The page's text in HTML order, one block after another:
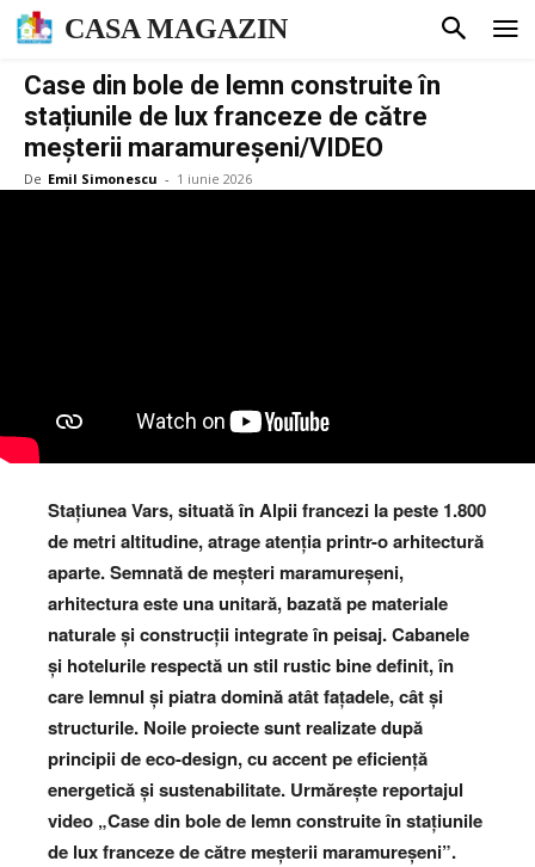
CASA MAGAZIN
Case din bole de lemn construite în
stațiunile de lux franceze de către
meșterii maramureșeni/VIDEO
De Emil Simonescu - 1 iunie 2026
Stațiunea Vars, situată în Alpii francezi la peste 1.800
de metri altitudine, atrage atenția printr-o arhitectură
aparte. Semnată de meșteri maramureșeni,
arhitectura este una unitară, bazată pe materiale
naturale și construcții integrate în peisaj. Cabanele
și hotelurile respectă un stil rustic bine definit, în
care lemnul și piatra domină atât fațadele, cât și
structurile. Noile proiecte sunt realizate după
principii de eco-design, cu accent pe eficiență
energetică și sustenabilitate. Urmărește reportajul
video „Case din bole de lemn construite în stațiunile
de lux franceze de către meșterii maramureșeni”.